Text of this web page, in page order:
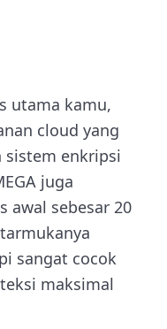
utama kamu,
cloud yang
sistem enkripsi
juga
awal sebesar 20
sangat cocok
maksimal